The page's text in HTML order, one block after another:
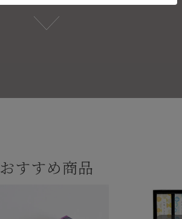
おすすめ商品